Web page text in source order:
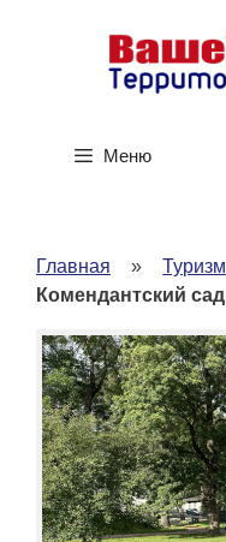
содержимому
Меню
Главная »Туризм
Комендантский сад